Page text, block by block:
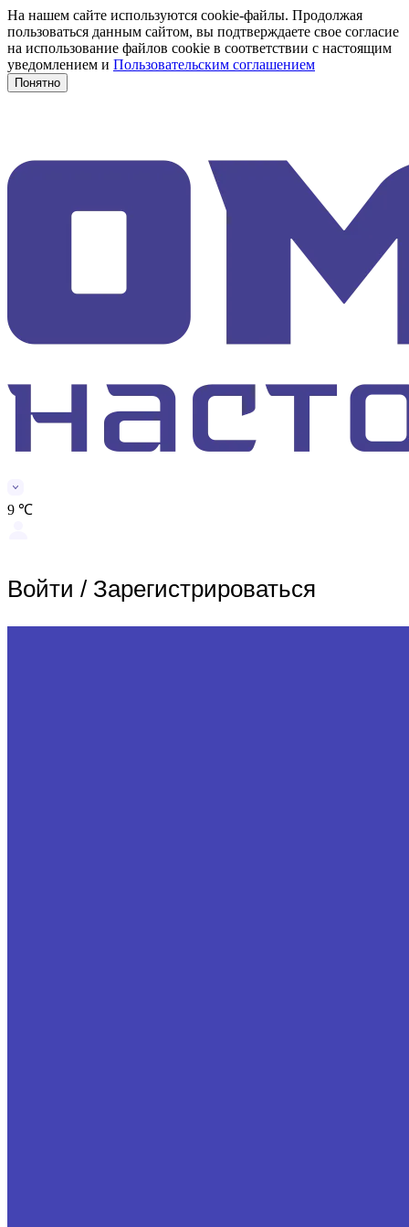
На нашем сайте используются cookie-файлы. Продолжая
пользоваться данным сайтом, вы подтверждаете свое согласие
на использование файлов cookie в соответствии с настоящим
уведомлением и Пользовательским соглашением
Понятно
9 ℃
Войти / Зарегистрироваться